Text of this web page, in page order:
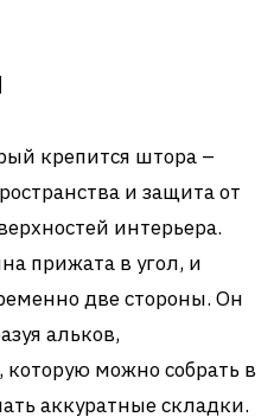
крепится штора –
и защита от
интерьера.
прижата в угол, и
две стороны. Он
альков,
можно собрать в
аккуратные складки.